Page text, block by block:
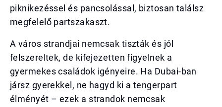
piknikezéssel és pancsolással, biztosan találsz
megfelelő partszakaszt.
A város strandjai nemcsak tiszták és jól
felszereltek, de kifejezetten figyelnek a
gyermekes családok igényeire. Ha Dubai-ban
jársz gyerekkel, ne hagyd ki a tengerpart
élményét – ezek a strandok nemcsak